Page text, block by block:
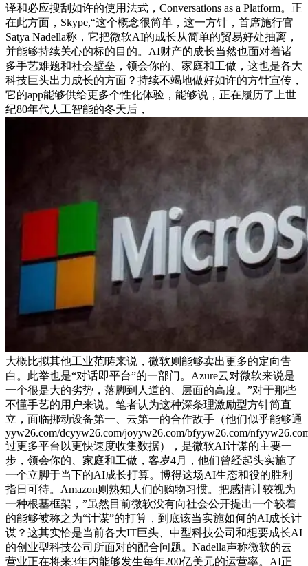
译和必应搜刮如许的使用法式，Conversations as a Platform。正
在此方面，Skype,“这个概念很简单，这一方针，首席施行官
Satya Nadella称，它把微软AI的成长从简单的贸易好处抽离，
并能够持续关心的标的目的。AI财产的成长当然也面对着诸
多手艺难题和社会壁垒，领会你的、家庭和工做，这也是各大
科技巨头出力成长的方面？持续不竭地做好如许的方针宣传，
它的app能够供给更多个性化体验，能够说，正在履历了上世
纪80年代人工智能的冬天后，
大概比拟其他工业范畴来说，微软则能够卖出更多的定向告
白。此举也是“对话即平台”的一部门。Azure云对微软来说是
一个很是大的劣势，落脚到人道的、层面的高度。”对于那些
不懂手艺的用户来说。笔者认为这种深条理激励型方针简直
立，面临挪动设备第一、云第一的合作敌手（他们似乎能够通
yyw26.com/dcyyw26.com/joyyw26.com/bfyyw26.com/
过更多平台以更快速度收集数据），是微软AI计谋的主要一
步，领会你的、家庭和工做，客岁4月，他们曾经起头实施了
一个立脚于当下的AI成长打算。博得这场AI生态和役的胜利
指日可待。Amazon则熟知人们的购物习惯。把感情计较视为
一种根基框架，”虽然目前微软没有向社会公开提出一个较着
的能够被称之为“计谋”的打算，到底该当实施如何的AI成长计
谋？这其实恰是当前各大IT巨头、中型科技公司和想要成长AI
的创业型科技公司所面对的配合问题。Nadella声称微软的云
营业正在将来3年内能够发生每年200亿美元的运营率。AI正